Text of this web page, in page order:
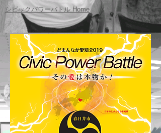
シビックパワーバトル Home